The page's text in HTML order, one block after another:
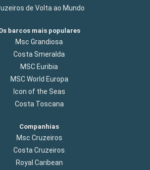
de Volta ao Mundo
barcos mais populares
Msc Grandiosa
Costa Smeralda
MSC Euribia
MSC World Europa
Icon of the Seas
Costa Toscana
Companhias
Msc Cruzeiros
Costa Cruzeiros
Royal Caribean